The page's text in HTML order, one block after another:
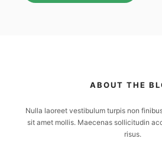
ABOUT THE
Nulla laoreet vestibulum turpis non
sit amet mollis. Maecenas sollicitudin
risus.